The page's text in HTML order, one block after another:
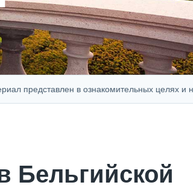
в ознакомительных целях и не
Бельгийской